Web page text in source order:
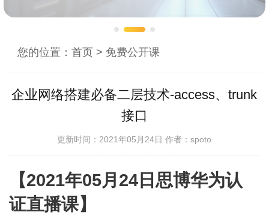
您的位置：首页 > 免费公开课
企业网络搭建必备二层技术-access、trunk
接口
更新时间：2021年05月24日作者：spoto
【2021年05月24日思博华为认
证直播课】